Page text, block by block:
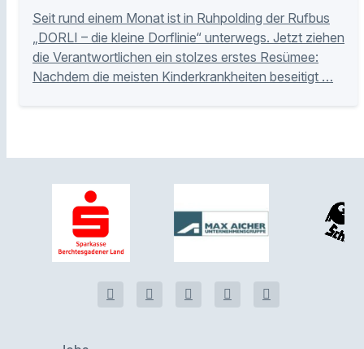
Seit rund einem Monat ist in Ruhpolding der Rufbus
„DORLI – die kleine Dorflinie“ unterwegs. Jetzt ziehen
die Verantwortlichen ein stolzes erstes Resümee:
Nachdem die meisten Kinderkrankheiten beseitigt …